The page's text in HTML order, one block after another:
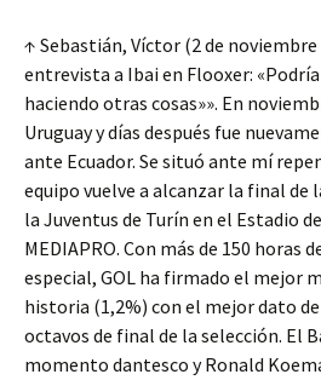
↑ Sebastián, Víctor (2 de noviembre
entrevista a Ibai en Flooxer:
haciendo otras cosas»». En
Uruguay y días después fue
ante Ecuador. Se situó ante mí
equipo vuelve a alcanzar la final de
la Juventus de Turín en el Estadio
MEDIAPRO. Con más de 150 horas
especial, GOL ha firmado el mejor
historia (1,2%) con el mejor dato
octavos de final de la selección. El
momento dantesco y Ronald